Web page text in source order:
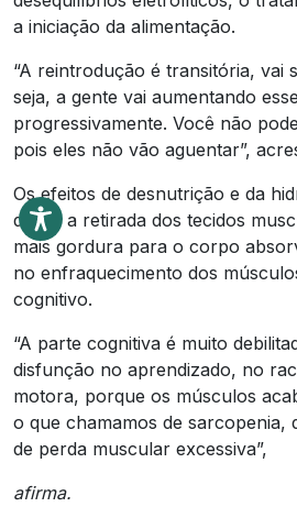
a iniciação da alimentação.
“A reintrodução é transitória, vai
seja, a gente vai aumentando
progressivamente. Você não
pois eles não vão aguentar”,
Os efeitos de desnutrição e da
desde a retirada dos tecidos
mais gordura para o corpo
no enfraquecimento dos
cognitivo.
“A parte cognitiva é muito
disfunção no aprendizado, no
motora, porque os músculos
o que chamamos de sarcopenia,
de perda muscular excessiva”,
afirma.